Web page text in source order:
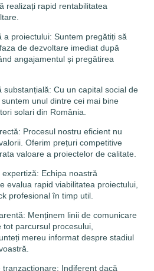
realizați rapid rentabilitatea
a proiectului: Suntem pregătiți să
de dezvoltare imediat după
angajamentul și pregătirea
substanțială: Cu un capital social de
unul dintre cei mai bine
solari din România.
Procesul nostru eficient nu
Oferim prețuri competitive
valoare a proiectelor de calitate.
Echipa noastră
evalua rapid viabilitatea proiectului,
profesional în timp util.
Menținem linii de comunicare
parcursul procesului,
mereu informat despre stadiul
tranzacționare: Indiferent dacă